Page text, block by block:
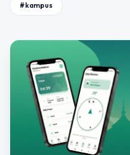
#kampus